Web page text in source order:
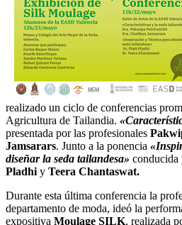
realizado un ciclo de conferencias
Agricultura de Tailandia.
presentada por las profesionales
Jamsarars. Junto a la ponencia
diseñar la seda tailandesa» conducida
Pladhi y Teera Chantaswat.
Durante esta última conferencia la
departamento de moda, ideó la
expositiva Moulage SILK, realizada